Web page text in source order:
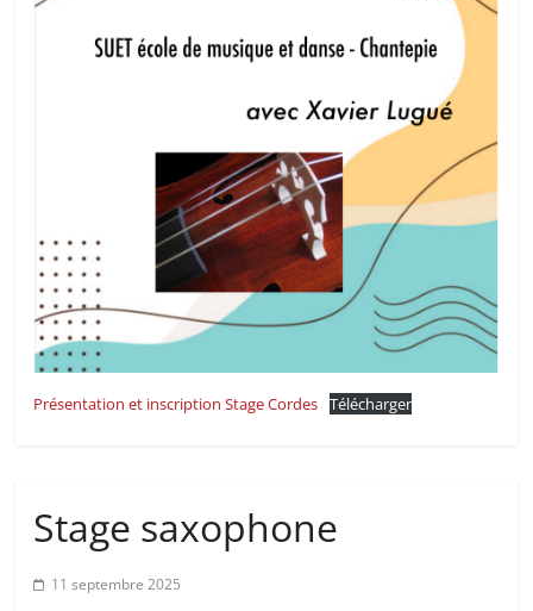
Présentation et inscription Stage Cordes Télécharger
Stage saxophone
11 septembre 2025